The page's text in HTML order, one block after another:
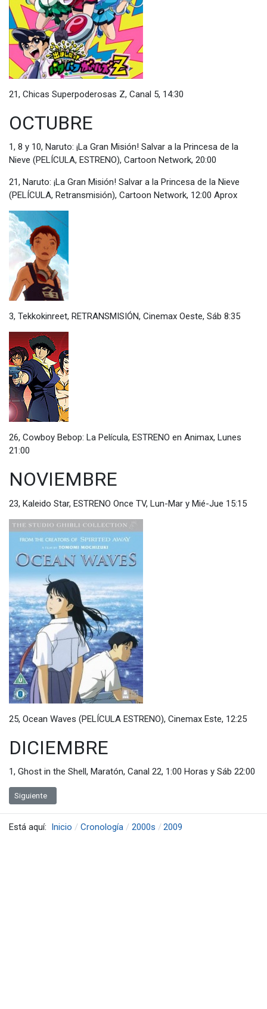
21, Chicas Superpoderosas Z, Canal 5, 14:30
OCTUBRE
1, 8 y 10, Naruto: ¡La Gran Misión! Salvar a la Princesa de la
Nieve (PELÍCULA, ESTRENO), Cartoon Network, 20:00
21, Naruto: ¡La Gran Misión! Salvar a la Princesa de la Nieve
(PELÍCULA, Retransmisión), Cartoon Network, 12:00 Aprox
3, Tekkokinreet, RETRANSMISIÓN, Cinemax Oeste, Sáb 8:35
26, Cowboy Bebop: La Película, ESTRENO en Animax, Lunes
21:00
NOVIEMBRE
23, Kaleido Star, ESTRENO Once TV, Lun-Mar y Mié-Jue 15:15
25, Ocean Waves (PELÍCULA ESTRENO), Cinemax Este, 12:25
DICIEMBRE
1, Ghost in the Shell, Maratón, Canal 22, 1:00 Horas y Sáb 22:00
Artículo siguiente: Estrenos de Anime en México en 2008
Siguiente
Está aquí: Inicio Cronología 2000s 2009